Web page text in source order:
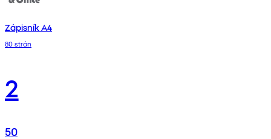
Zápisník A4
80 strán
2
50